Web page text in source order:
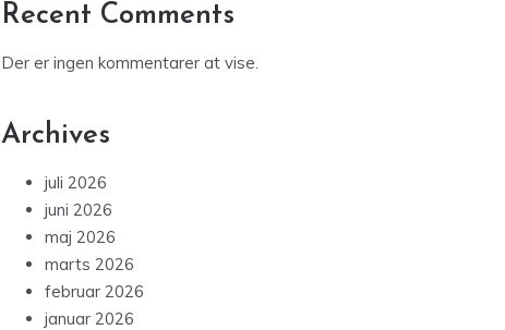
Recent Comments
Der er ingen kommentarer at vise.
Archives
juli 2026
juni 2026
maj 2026
marts 2026
februar 2026
januar 2026